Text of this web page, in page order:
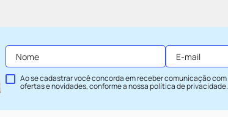
Ao se cadastrar você concorda em receber comunicação com
ofertas e novidades, conforme a nossapolítica de privacidade.